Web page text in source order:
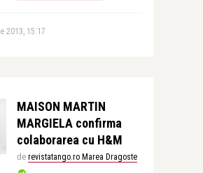
2013, 15:17
MAISON MARTIN
MARGIELA confirma
colaborarea cu H&M
de revistatango.ro Marea Dragoste